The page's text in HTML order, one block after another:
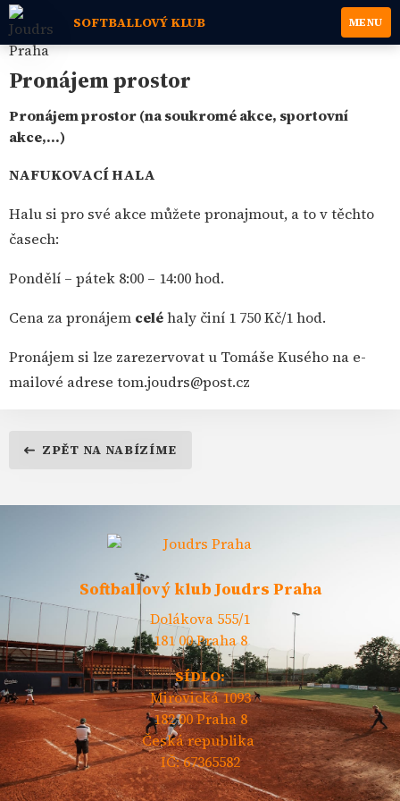
SOFTBALLOVÝ KLUB MENU
Pronájem prostor
Pronájem prostor (na soukromé akce, sportovní
akce,...)
NAFUKOVACÍ HALA
Halu si pro své akce můžete pronajmout, a to v těchto
časech:
Pondělí – pátek 8:00 – 14:00 hod.
Cena za pronájem celéhaly činí 1 750 Kč/1 hod.
Pronájem si lze zarezervovat u Tomáše Kusého na e-
mailové adrese tom.joudrs@post.cz
ZPĚT NA NABÍZÍME
Softballový klub Joudrs Praha
Dolákova 555/1
181 00 Praha 8
SÍDLO:
Mirovická 1093
182 00 Praha 8
Česká republika
IČ: 67365582